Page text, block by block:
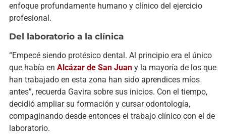
enfoque profundamente humano y clínico del ejercicio
profesional.
Del laboratorio a la clínica
“Empecé siendo protésico dental. Al principio era el único
que había en Alcázar de San Juany la mayoría de los que
han trabajado en esta zona han sido aprendices míos
antes”, recuerda Gavira sobre sus inicios. Con el tiempo,
decidió ampliar su formación y cursar odontología,
compaginando desde entonces el trabajo clínico con el de
laboratorio.